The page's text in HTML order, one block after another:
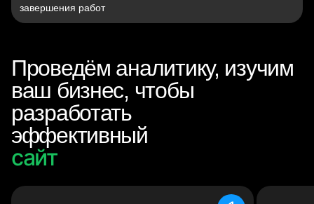
завершения работ
Проведём аналитику, изучим
ваш бизнес, чтобы
разработать
эффективный
сайт
сайт
интернет-магазин